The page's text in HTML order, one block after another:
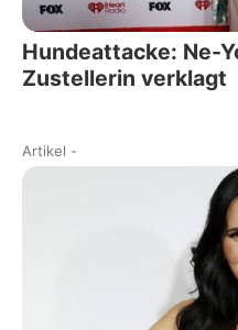
Hundeattacke: Ne-
Zustellerin verklagt
Artikel -